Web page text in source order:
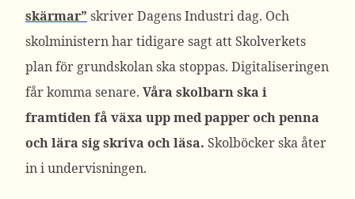
skärmar” skriver Dagens Industri dag. Och
skolministern har tidigare sagt att Skolverkets
plan för grundskolan ska stoppas. Digitaliseringen
får komma senare. Våra skolbarn ska i
framtiden få växa upp med papper och penna
och lära sig skriva och läsa. Skolböcker ska åter
in i undervisningen.